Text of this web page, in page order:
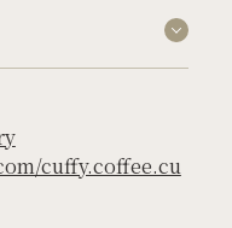
cuffy.coffee.cu